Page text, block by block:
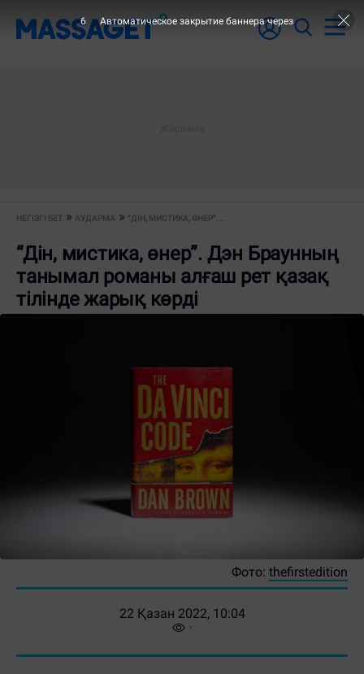
НЕГІЗГІ БЕТ АУДАРМА “ДІН, МИСТИКА, ӨНЕР”....
“Дін, мистика, өнер”. Дэн Браунның
танымал романы алғаш рет қазақ
тілінде жарық көрді
Фото: thefirstedition
22 Қазан 2022, 10:04
5 Автоматическое закрытие баннера через